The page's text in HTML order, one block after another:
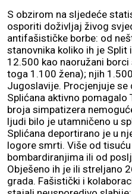
S obzirom na sljedeće
osporiti doživljaj živog
antifašističke borbe: od
stanovnika koliko ih je
12.500 kao naoružani
toga 1.100 žena); njih
Jugoslavije. Procjenjuje
Splićana aktivno pomagalo
broja simpatizera
ljudi bilo je utamničeno u
Splićana deportirano je u
logore smrti. Više od
bombardiranjima ili od
Obješeno ih je ili streljano
grada. Fašistički i